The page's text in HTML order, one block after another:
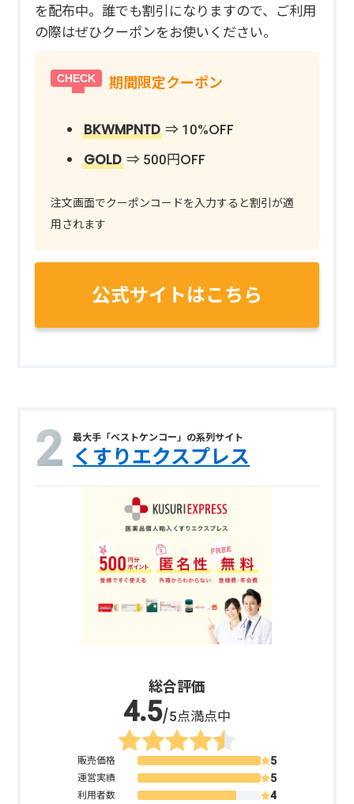
を配布中。誰でも割引になりますので、ご利用
の際はぜひクーポンをお使いください。
期間限定クーポン
BKWMPNTD ⇒ 10%OFF
GOLD ⇒ 500円OFF
注文画面でクーポンコードを入力すると割引が適
用されます
公式サイトはこちら
最大手「ベストケンコー」の系列サイト
くすりエクスプレス
総合評価
/5点満点中
販売価格
運営実績
利用者数